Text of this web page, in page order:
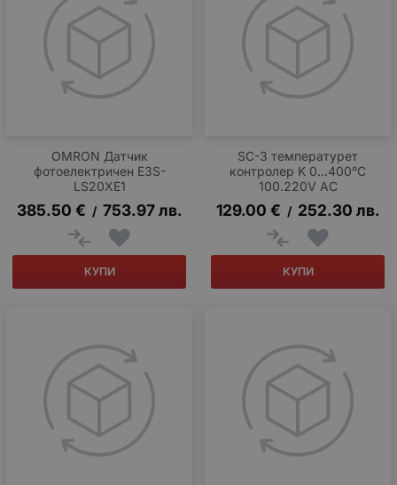
OMRON Датчик
фотоелектричен E3S-
LS20XE1
385.50 € / 753.97 лв.
КУПИ
SC-3 температурет
контролер K 0...400°C
100.220V AC
129.00 € / 252.30 лв.
КУПИ